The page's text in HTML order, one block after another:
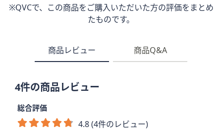
※QVCで、この商品をご購入いただいた方の評価をまとめ
たものです。
商品レビュー 商品Q&A
4件の商品レビュー
総合評価
4.8 (4件のレビュー)